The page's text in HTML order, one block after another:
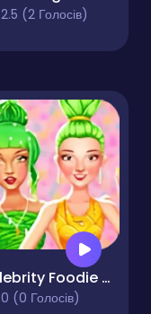
2.5 (2 Голосів)
Celebrity Foodie Style
0 (0 Голосів)